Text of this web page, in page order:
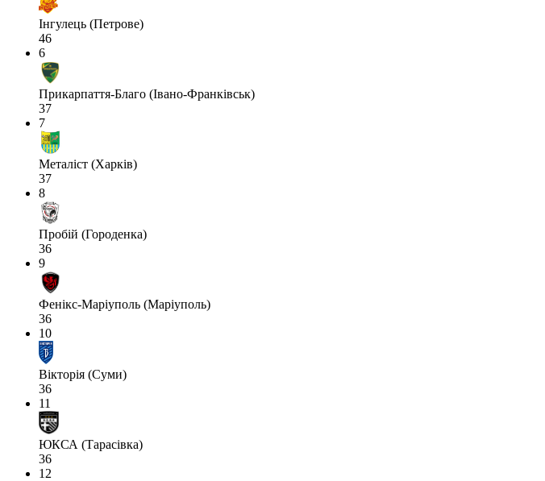
Інгулець (Петрове)
46
6
Прикарпаття-Благо (Івано-Франківськ)
37
7
Металіст (Харків)
37
8
Пробій (Городенка)
36
9
Фенікс-Маріуполь (Маріуполь)
36
10
Вікторія (Суми)
36
11
ЮКСА (Тарасівка)
36
12